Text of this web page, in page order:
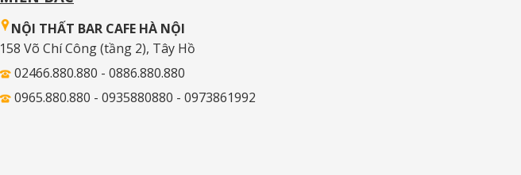
NỘI THẤT BAR CAFE HÀ NỘI
158 Võ Chí Công (tầng 2), Tây Hồ
02466.880.880 - 0886.880.880
0965.880.880 - 0935880880 - 0973861992